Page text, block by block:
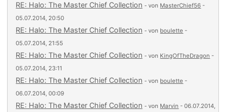
RE: Halo: The Master Chief Collection - von MasterChief56 -
05.07.2014, 20:50
RE: Halo: The Master Chief Collection - von boulette -
05.07.2014, 21:55
RE: Halo: The Master Chief Collection - von KingOfTheDragon -
05.07.2014, 23:11
RE: Halo: The Master Chief Collection - von boulette -
06.07.2014, 00:09
RE: Halo: The Master Chief Collection - von Marvin - 06.07.2014,